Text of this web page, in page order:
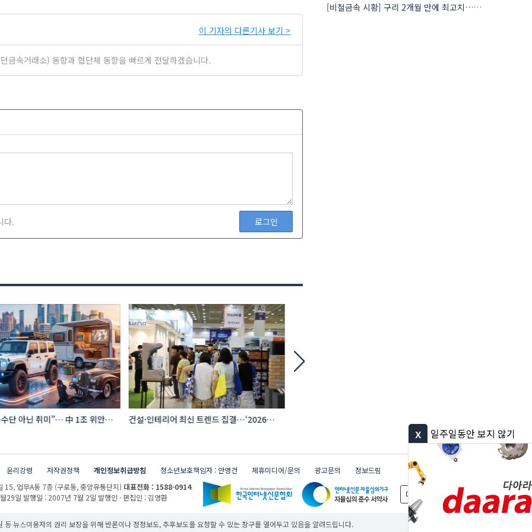
이 기자의 다른기사 보기 >
속거래소) 동향과 협단체 동향을 빠르게 전달하겠습니다.
다. 로그인
단 아닌 취미”… 中 1조 위안
건설·인테리어 최신 트렌드 집결…‘2026
완속충전기 첫선
[비철금속 시황] 구리 2개월 만에 최고치…재고 감소에 공급 부족 우려 확대
무료 무료 무료
일주일동안 보지 않기
윤리강령 저작권정책 개인정보취급방침 청소년보호책임자 : 안영건 제휴미디어/문의 광고문의
정보드림
15,업무A동 7층 (구로동, 중앙유통단지) 대표전화 : 1588-0914
29일 발행일 : 2007년 7월 2일 발행인 · 편집인 : 김영환 다아라 그룹
뉴스이용자의 권리 보장을 위해 반론이나 정정보도, 추후보도를 요청할 수 있는 창구를 열어두고 있음을 알려드립니다.